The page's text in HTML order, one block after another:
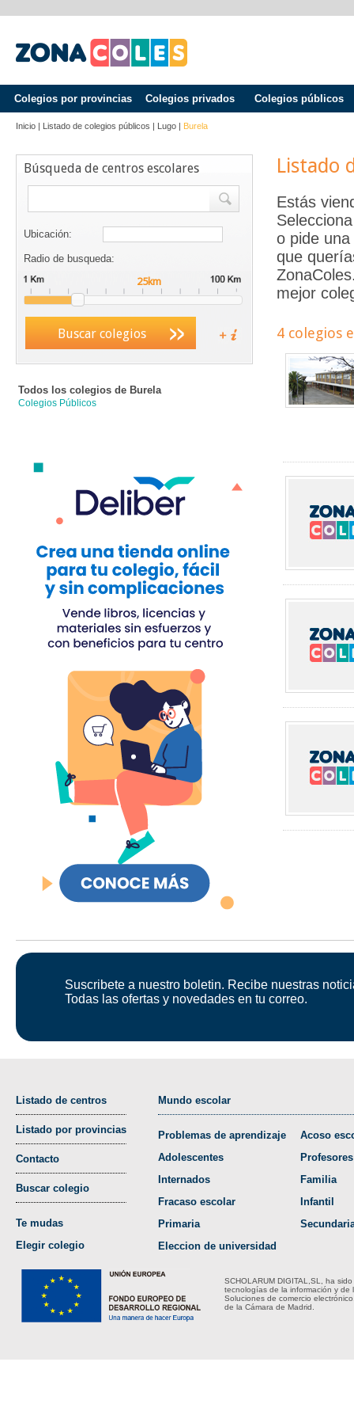
Colegios por provincias Colegios privados Colegios públicos
Inicio | Listado de colegios públicos | Lugo | Burela
Búsqueda de centros escolares
Ubicación:
Radio de busqueda:
Buscar colegios
Todos los colegios de Burela
Colegios Públicos
Listado
Estás
o pide
que
mejor
4 colegios
Suscribete a nuestro boletin. Recibe nuestras
Todas las ofertas y novedades en tu correo.
Listado de centros
Listado por provincias
Contacto
Buscar colegio
Te mudas
Elegir colegio
Mundo escolar
Problemas de aprendizaje
Adolescentes
Internados
Fracaso escolar
Primaria
Eleccion de universidad
Acoso
Profesores
Familia
Infantil
SCHOLARUM DIGITAL,SL, ha
tecnologías de la información y de
Soluciones de comercio
de la Cámara de Madrid.